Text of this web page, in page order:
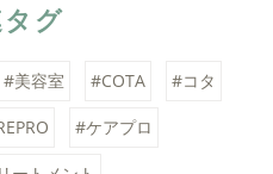
グ
#美容室 #COTA #コタ
#ケアプロ